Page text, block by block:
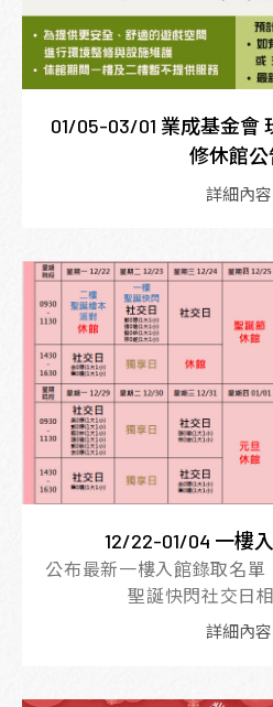
01/05-03/01 業成基金會
修休館公
詳細內容
12/22-01/04 一樓
公布最新一樓入館錄取名單
聖誕快閃社交日
詳細內容